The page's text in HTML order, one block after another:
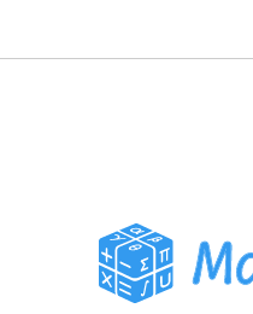
Ayudante de Tareas